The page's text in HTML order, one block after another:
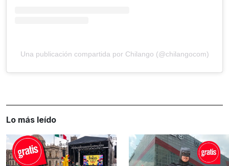
Una publicación compartida por Chilango (@chilangocom)
Lo más leído